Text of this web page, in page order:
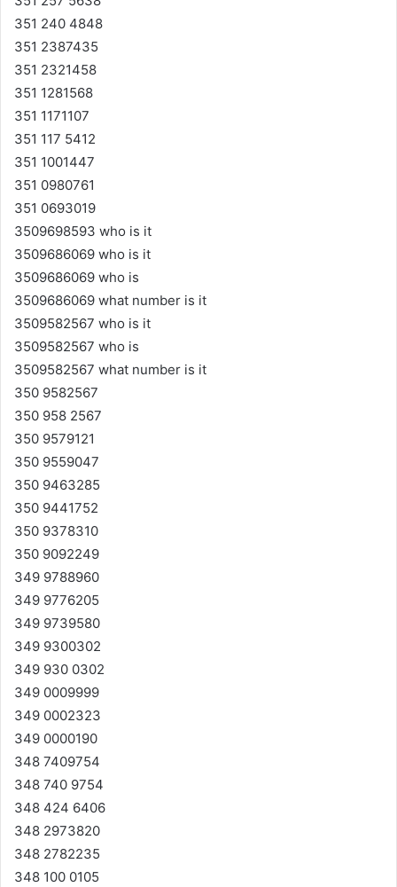
351 240 4848
351 2387435
351 2321458
351 1281568
351 1171107
351 117 5412
351 1001447
351 0980761
351 0693019
3509698593 who is it
3509686069 who is it
3509686069 who is
3509686069 what number is it
3509582567 who is it
3509582567 who is
3509582567 what number is it
350 9582567
350 958 2567
350 9579121
350 9559047
350 9463285
350 9441752
350 9378310
350 9092249
349 9788960
349 9776205
349 9739580
349 9300302
349 930 0302
349 0009999
349 0002323
349 0000190
348 7409754
348 740 9754
348 424 6406
348 2973820
348 2782235
348 100 0105